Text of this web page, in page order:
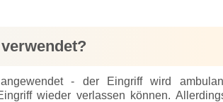
- der Eingriff wird
wieder verlassen können.